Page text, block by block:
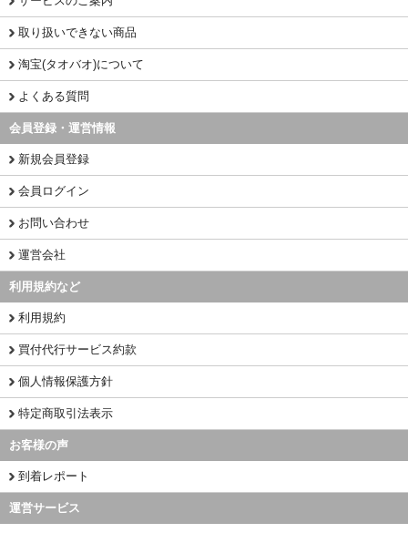
取り扱いできない商品
淘宝(タオバオ)について
よくある質問
会員登録・運営情報
新規会員登録
会員ログイン
お問い合わせ
運営会社
利用規約など
利用規約
買付代行サービス約款
個人情報保護方針
特定商取引法表示
お客様の声
到着レポート
運営サービス